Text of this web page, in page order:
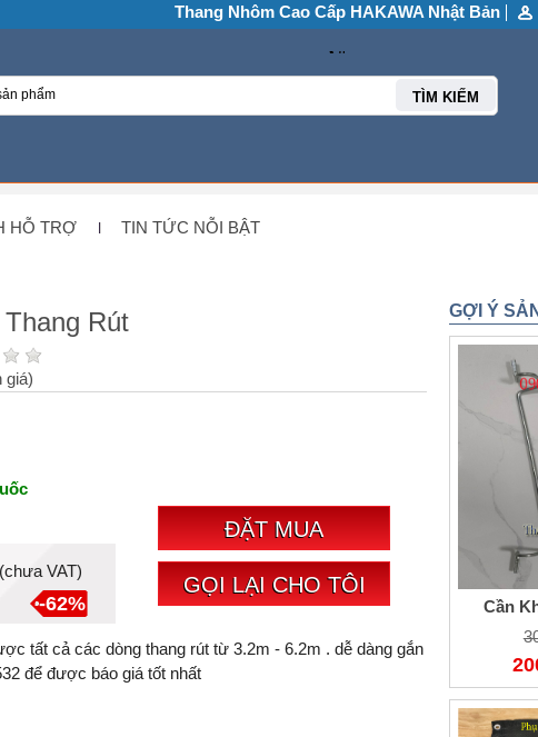
Thang Nhôm Cao Cấp HAKAWA Nhật Bản
TÌM KIẾM
HỖ TRỢ TIN TỨC NỖI BẬT
Rút
giá)
(chưa VAT)
-62%
ĐẶT MUA
GỌI LẠI CHO TÔI
tất cả các dòng thang rút từ 3.2m - 6.2m . dễ dàng gắn
để được báo giá tốt nhất
GỢI Ý
Cần